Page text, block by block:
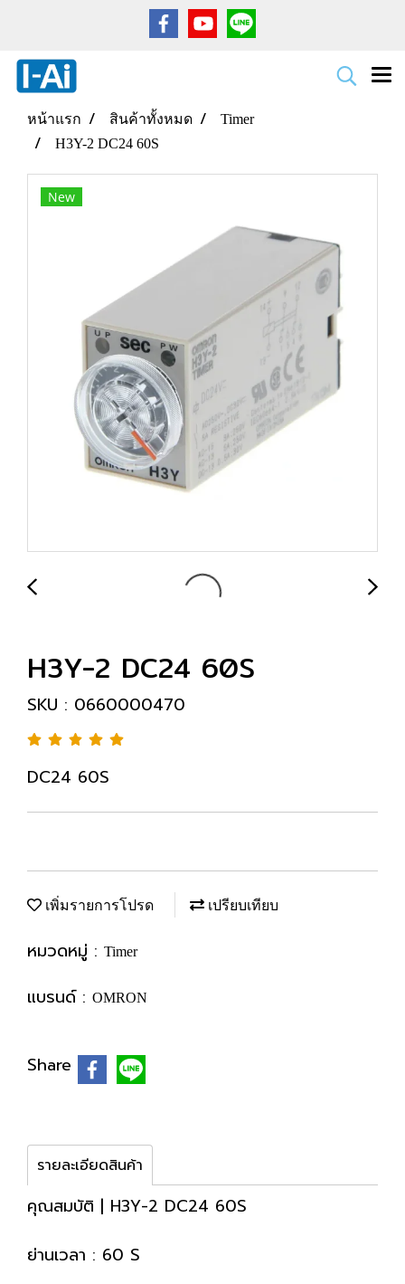
หน้าแรก สินค้าทั้งหมด
Timer
H3Y-2 DC24 60S
New
H3Y-2 DC24 60S
SKU : 0660000470
DC24 60S
เพิ่มรายการโปรด เปรียบเทียบ
หมวดหมู่ : Timer
แบรนด์ : OMRON
Share
รายละเอียดสินค้า
คุณสมบัติ | H3Y-2 DC24 60S
ย่านเวลา : 60 S